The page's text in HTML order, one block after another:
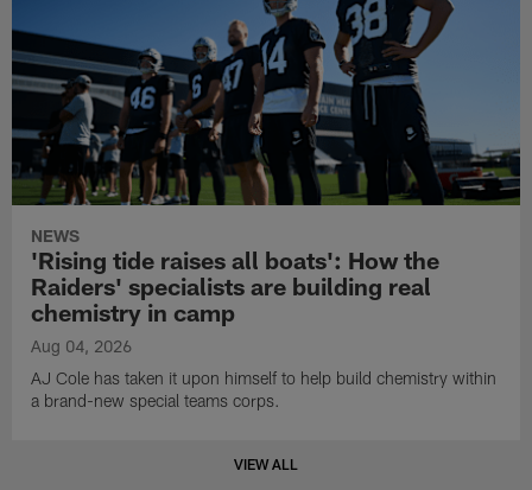
NEWS
'Rising tide raises all boats': How the
Raiders' specialists are building real
chemistry in camp
Aug 04, 2026
AJ Cole has taken it upon himself to help build chemistry within
a brand-new special teams corps.
VIEW ALL